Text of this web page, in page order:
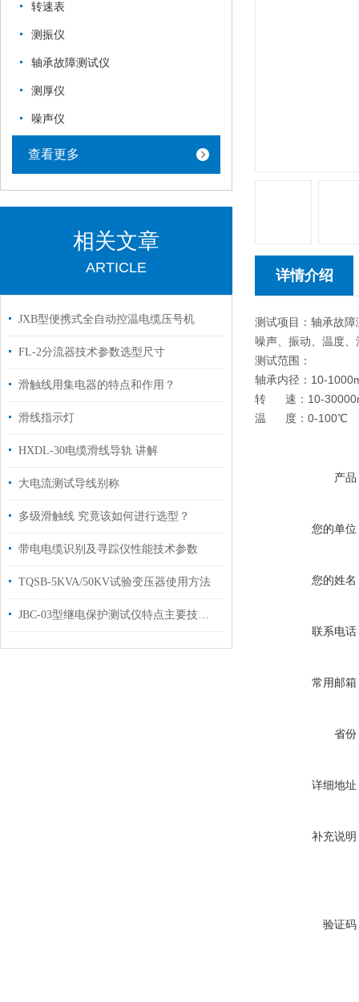
转速表
测振仪
轴承故障测试仪
测厚仪
噪声仪
查看更多
相关文章
ARTICLE
JXB型便携式全自动控温电缆压号机
FL-2分流器技术参数选型尺寸
滑触线用集电器的特点和作用？
滑线指示灯
HXDL-30电缆滑线导轨 讲解
大电流测试导线别称
多级滑触线 究竟该如何进行选型？
带电电缆识别及寻踪仪性能技术参数
TQSB-5KVA/50KV试验变压器使用方法
JBC-03型继电保护测试仪特点主要技术参数操作键说明
详情介绍
测试项目：轴承故障
噪声、振动、温度
测试范围：
轴承内径：10-
转 速：10-
温 度：0-100℃
产品
您的单位
您的姓名
联系电话
常用邮箱
省份
详细地址
补充说明
验证码